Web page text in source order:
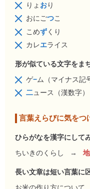
りょ おり
おにごつこ
こめずくり
カレエライス
形が似ている文字をま
ゲ−ム（マイナス記
二ュース（漢数字）
言葉えらびに気をつ
ひらがなを漢字にして
ちいきのくらし
→
長い文章は短い言葉に